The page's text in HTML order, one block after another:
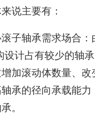
说主要有：
子轴承需求场合
设计占有较少的轴
加滚动体数量、
承的径向承载能
。